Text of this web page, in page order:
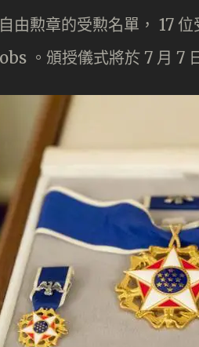
由勲章的受勲名單， 17
。頒授儀式將於 7 月 7